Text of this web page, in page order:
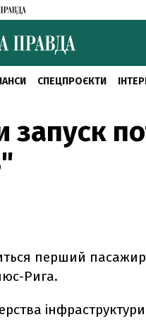
СПЕЦПРОЄКТИ
запуск
перший
Рига.